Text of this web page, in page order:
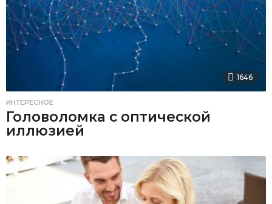
1646
ИНТЕРЕСНОЕ
Головоломка с оптической
иллюзией